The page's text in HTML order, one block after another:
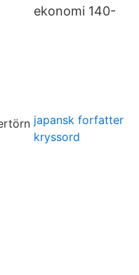
ekonomi 140-
japansk forfatter
kryssord